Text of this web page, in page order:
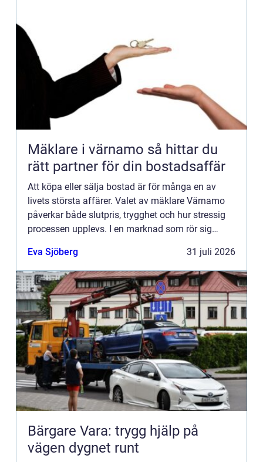
Mäklare i värnamo så hittar du
rätt partner för din bostadsaffär
Att köpa eller sälja bostad är för många en av
livets största affärer. Valet av mäklare Värnamo
påverkar både slutpris, trygghet och hur stressig
processen upplevs. I en marknad som rör sig
på lug...
Eva Sjöberg 31 juli 2026
Bärgare Vara: trygg hjälp på
vägen dygnet runt